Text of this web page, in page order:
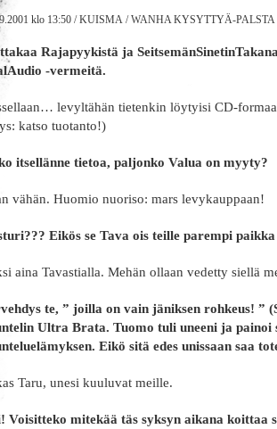
klo 13:50 /KUISMA /WANHA KYSYTTYÄ-PALSTA
Rajapyykistä ja
-vermeitä.
levyltähän tietenkin löytyisi CD-
katso tuotanto!)
itsellänne tietoa, paljonko Valua on myyty?
vähän. Huomio nuoriso: mars levykauppaan!
Eikös se Tava ois teille parempi
aina Tavastialla. Mehän ollaan vedetty siellä
te, ” joilla on vain jäniksen rohkeus! ”
Ultra Brata. Tuomo tuli uneeni ja painoi
Eikö sitä edes unissaan saa
Taru, unesi kuuluvat meille.
Voisitteko mitekää täs syksyn aikana koittaa